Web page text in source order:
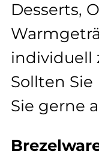
Desserts,
individuell
Sollten
Sie gerne